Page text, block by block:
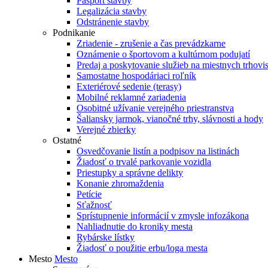
Legalizácia stavby
Odstránenie stavby
Podnikanie
Zriadenie - zrušenie a čas prevádzkarne
Oznámenie o športovom a kultúrnom podujatí
Predaj a poskytovanie služieb na miestnych
Samostatne hospodáriaci roľník
Exteriérové sedenie (terasy)
Mobilné reklamné zariadenia
Osobitné užívanie verejného priestranstva
Šaliansky jarmok, vianočné trhy, slávnosti a hody
Verejné zbierky
Ostatné
Osvedčovanie listín a podpisov na listinách
Žiadosť o trvalé parkovanie vozidla
Priestupky a správne delikty
Konanie zhromaždenia
Petície
Sťažnosť
Sprístupnenie informácií v zmysle infozákona
Nahliadnutie do kroniky mesta
Rybárske lístky
Žiadosť o použitie erbu/loga mesta
Mesto Mesto